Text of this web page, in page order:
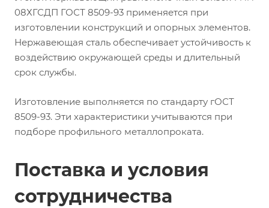
08ХГСДП ГОСТ 8509-93 применяется при
изготовлении конструкций и опорных элементов.
Нержавеющая сталь обеспечивает устойчивость к
воздействию окружающей среды и длительный
срок службы.
Изготовление выполняется по стандарту гОСТ
8509-93. Эти характеристики учитываются при
подборе профильного металлопроката.
Поставка и условия
сотрудничества